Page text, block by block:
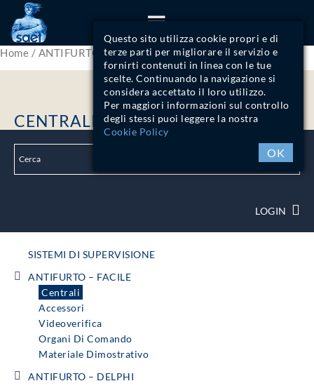
Questo sito utilizza cookie propri e di
terze parti per migliorare il servizio e
fornirti contenuti in linea con le tue
scelte. Continuando la navigazione si
considera accettato il loro utilizzo.
Per maggiori informazioni sul controllo
degli stessi puoi leggere la nostra
Cookie Policy
OK
Home / ANTIFURTO - FACILE/ Centrali
CENTRALI
LOGIN
SISTEMI DI SUPERVISIONE
ANTIFURTO – FACILE
Centrali
Accessori
Videoverifica
Organi Di Comando
Materiale Dimostrativo
ANTIFURTO – DELPHI